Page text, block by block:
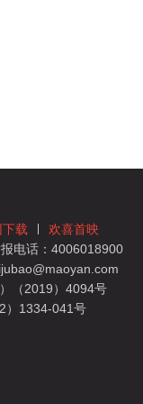
下载
欢喜首映
电话：4006018900
（2019）4094号
）1334-041号